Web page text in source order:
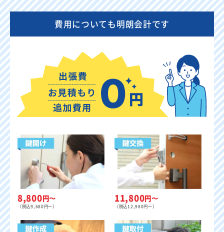
費用についても明朗会計です
8,800円〜
（税込9,680円〜）
11,800円〜
（税込12,980円〜）